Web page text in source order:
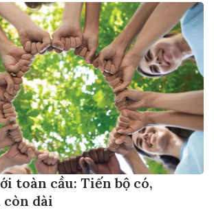
toàn cầu: Tiến bộ có,
còn dài